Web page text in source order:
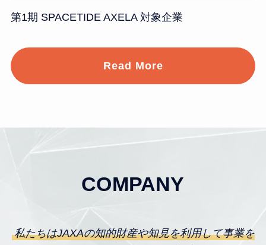
第1期 SPACETIDE AXELA 対象企業
Read More
COMPANY
私たちはJAXAの知的財産や知見を利用して事業を